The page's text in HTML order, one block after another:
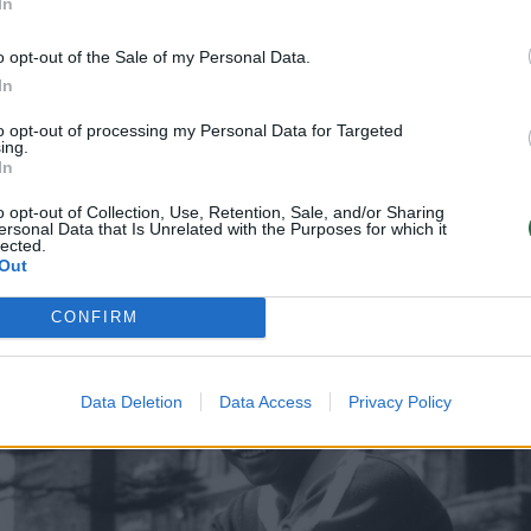
opt-out of the Sale of my Personal Data.
opt-out of processing my Personal Data for Targeted
opt-out of Collection, Use, Retention, Sale, and/or Sharing
Data that Is Unrelated with the Purposes for which it
CONFIRM
Data Deletion Data Access Privacy Policy
atnaujinta filmuota medžiaga,
Brazilijos rinktinėje per visą savo neišdildomą
karaliumi Pele, po to, kai 1958 m. jis laimėjo
ir tapo seniausia visų laikų sporto legenda.
ne tik sportininkams, bet ir žmonėms už